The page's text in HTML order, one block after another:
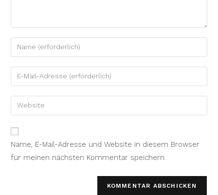
deinen
Namen
oder
zum
Kommentieren
ein
deine
E-
Mail-
Kommentieren
ein
deine
URL
(optional)
Name, E-Mail-Adresse und Website in diesem Browser
für meinen nächsten Kommentar speichern.